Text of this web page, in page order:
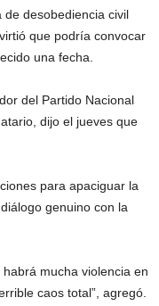
desobediencia civil
que podría convocar
una fecha.
del Partido Nacional
dijo el jueves que
para apaciguar la
genuino con la
mucha violencia en
caos total”, agregó.